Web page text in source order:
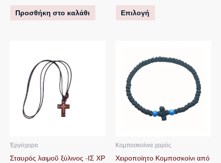
Προσθήκη στο καλάθι Επιλογή
σελίδα
Ἐργόχειρα
Σταυρός λαιμοῦ ξύλινος -ΙΣ ΧΡ
Κομποσκοίνια χειρός
Χειροποίητο Κομποσκοίνι από
το
παραλλαγές.
Οι
μπορούν
να